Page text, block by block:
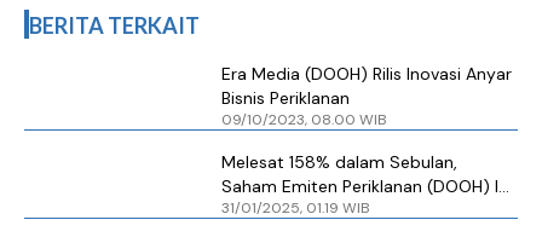
BERITA TERKAIT
Era Media (DOOH) Rilis Inovasi Anyar
Bisnis Periklanan
09/10/2023, 08.00 WIB
Melesat 158% dalam Sebulan,
Saham Emiten Periklanan (DOOH) Ini
Disuspensi
31/01/2025, 01.19 WIB